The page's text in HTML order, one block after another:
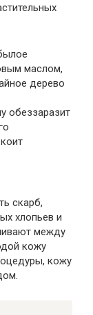
маслом,
дерево
обеззаразит
скарб,
хлопьев и
между
кожу
кожу